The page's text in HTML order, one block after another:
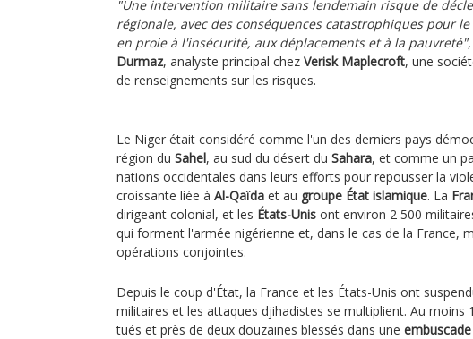
"Une intervention militaire sans lendemain risque de
régionale, avec des conséquences catastrophiques pour le
en proie à l'insécurité, aux déplacements et à la pauvreté"
Durmaz, analyste principal chez Verisk Maplecroft, une
de renseignements sur les risques.
Le Niger était considéré comme l'un des derniers pays
région du Sahel, au sud du désert du Sahara, et comme un
nations occidentales dans leurs efforts pour repousser la
croissante liée à Al-Qaïda et au groupe État islamique. La
dirigeant colonial, et les États-Unis ont environ 2 500
qui forment l'armée nigérienne et, dans le cas de la France,
opérations conjointes.
Depuis le coup d'État, la France et les États-Unis ont
militaires et les attaques djihadistes se multiplient. Au moins
tués et près de deux douzaines blessés dans une embuscade